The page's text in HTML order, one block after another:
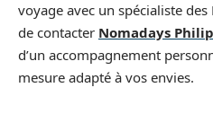
voyage avec un spécialiste
de contacter Nomadays
d’un accompagnement
mesure adapté à vos envies.